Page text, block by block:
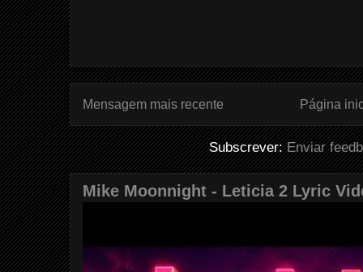
Mensagem mais recente Página
Subscrever:Enviar
Mike Moonnight - Leticia 2 Lyric